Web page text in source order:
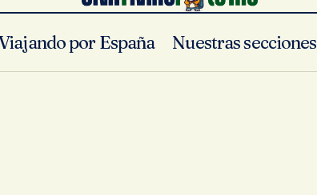
por España Nuestras secciones